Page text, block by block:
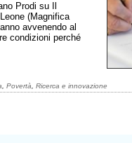
Prodi su Il
(Magnifica
avvenendo al
condizioni perché
Povertà Ricerca e innovazione